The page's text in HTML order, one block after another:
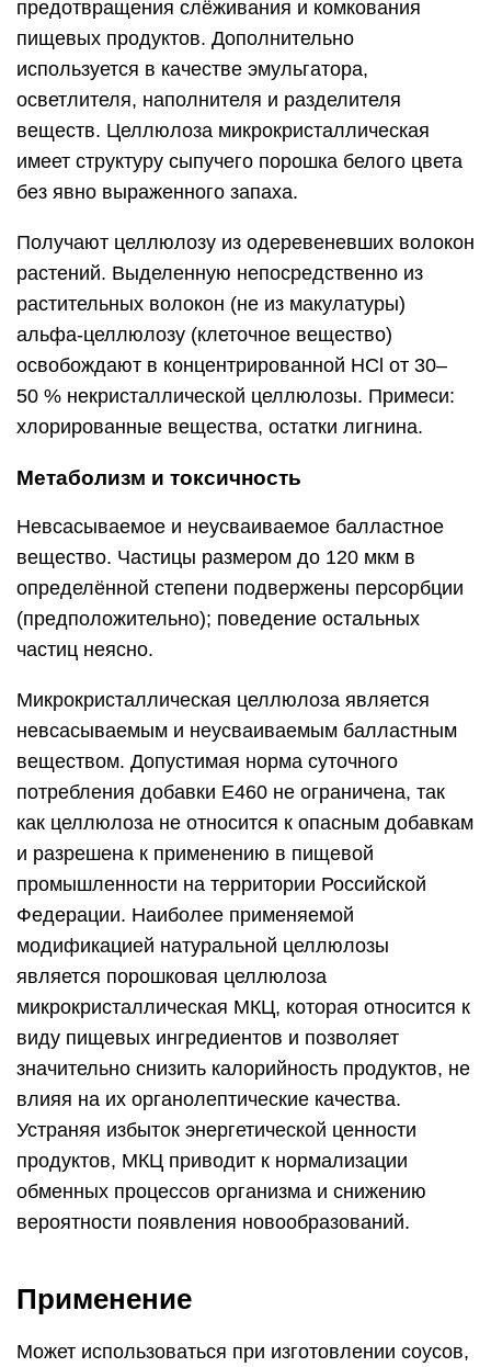
предотвращения слёживания и комкования
пищевых продуктов. Дополнительно
используется в качестве эмульгатора,
осветлителя, наполнителя и разделителя
веществ. Целлюлоза микрокристаллическая
имеет структуру сыпучего порошка белого цвета
без явно выраженного запаха.
Получают целлюлозу из одеревеневших волокон
растений. Выделенную непосредственно из
растительных волокон (не из макулатуры)
альфа-целлюлозу (клеточное вещество)
освобождают в концентрированной HCl от 30–
50 % некристаллической целлюлозы. Примеси:
хлорированные вещества, остатки лигнина.
Метаболизм и токсичность
Невсасываемое и неусваиваемое балластное
вещество. Частицы размером до 120 мкм в
определённой степени подвержены персорбции
(предположительно); поведение остальных
частиц неясно.
Микрокристаллическая целлюлоза является
невсасываемым и неусваиваемым балластным
веществом. Допустимая норма суточного
потребления добавки Е460 не ограничена, так
как целлюлоза не относится к опасным добавкам
и разрешена к применению в пищевой
промышленности на территории Российской
Федерации. Наиболее применяемой
модификацией натуральной целлюлозы
является порошковая целлюлоза
микрокристаллическая МКЦ, которая относится к
виду пищевых ингредиентов и позволяет
значительно снизить калорийность продуктов, не
влияя на их органолептические качества.
Устраняя избыток энергетической ценности
продуктов, МКЦ приводит к нормализации
обменных процессов организма и снижению
вероятности появления новообразований.
Применение
Может использоваться при изготовлении соусов,